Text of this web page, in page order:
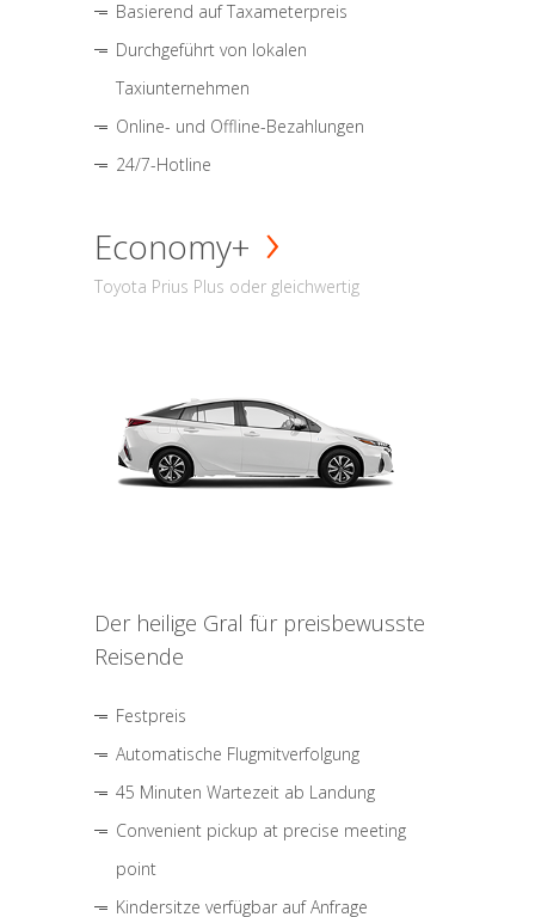
Basierend auf Taxameterpreis
Durchgeführt von lokalen
Taxiunternehmen
Online- und Offline-Bezahlungen
24/7-Hotline
Economy+
Toyota Prius Plus oder gleichwertig
Der heilige Gral für preisbewusste
Reisende
Festpreis
Automatische Flugmitverfolgung
45 Minuten Wartezeit ab Landung
Convenient pickup at precise meeting
point
Kindersitze verfügbar auf Anfrage